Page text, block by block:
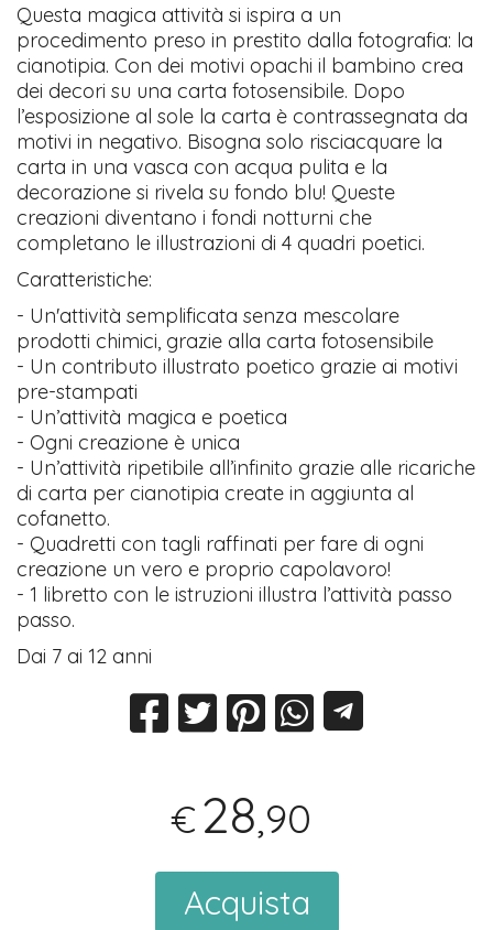
Questa magica attività si ispira a un
procedimento preso in prestito dalla fotografia: la
cianotipia. Con dei motivi opachi il bambino crea
dei decori su una carta fotosensibile. Dopo
l’esposizione al sole la carta è contrassegnata da
motivi in negativo. Bisogna solo risciacquare la
carta in una vasca con acqua pulita e la
decorazione si rivela su fondo blu! Queste
creazioni diventano i fondi notturni che
completano le illustrazioni di 4 quadri poetici.
Caratteristiche:
- Un'attività semplificata senza mescolare
prodotti chimici, grazie alla carta fotosensibile
- Un contributo illustrato poetico grazie ai motivi
pre-stampati
- Un’attività magica e poetica
- Ogni creazione è unica
- Un’attività ripetibile all’infinito grazie alle ricariche
di carta per cianotipia create in aggiunta al
cofanetto.
- Quadretti con tagli raffinati per fare di ogni
creazione un vero e proprio capolavoro!
- 1 libretto con le istruzioni illustra l’attività passo
passo.
Dai 7 ai 12 anni
€28,90
Acquista